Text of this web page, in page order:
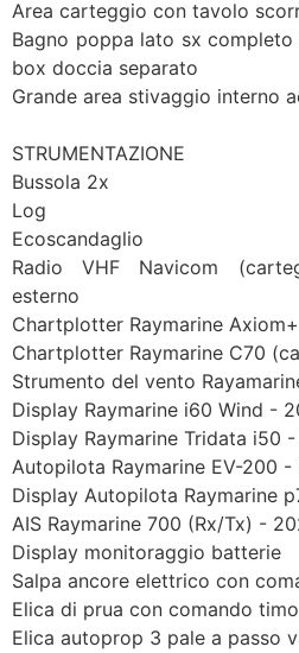
Area carteggio con tavolo
Bagno poppa lato sx
box doccia separato
Grande area stivaggio interno
STRUMENTAZIONE
Bussola 2x
Log
Ecoscandaglio
Radio VHF Navicom
esterno
Chartplotter Raymarine
Chartplotter Raymarine C70
Strumento del vento
Display Raymarine i60 Wind -
Display Raymarine Tridata i50
Autopilota Raymarine EV-200 -
Display Autopilota Raymarine
AIS Raymarine 700 (Rx/Tx) -
Display monitoraggio batterie
Salpa ancore elettrico con
Elica di prua con comando
Elica autoprop 3 pale a passo